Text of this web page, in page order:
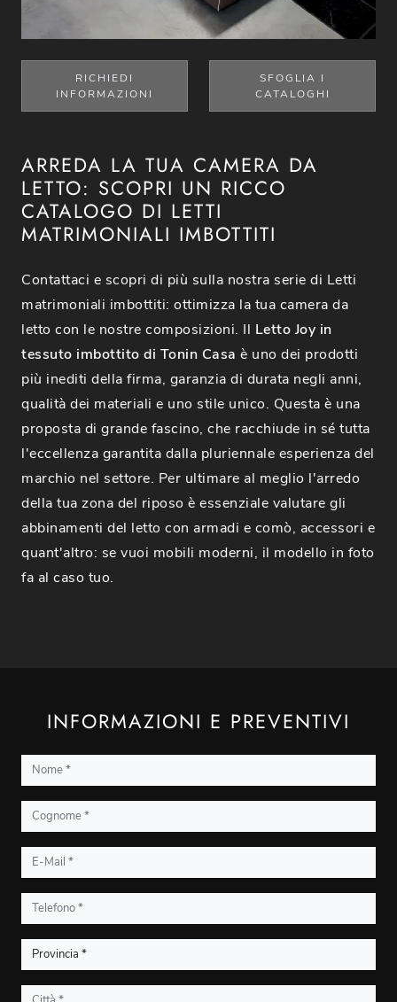
RICHIEDI
INFORMAZIONI
SFOGLIA I
CATALOGHI
ARREDA LA TUA CAMERA DA
LETTO: SCOPRI UN RICCO
CATALOGO DI LETTI
MATRIMONIALI IMBOTTITI
Contattaci e scopri di più sulla nostra serie di Letti
matrimoniali imbottiti: ottimizza la tua camera da
letto con le nostre composizioni. Il Letto Joy in
tessuto imbottito di Tonin Casa è uno dei prodotti
più inediti della firma, garanzia di durata negli anni,
qualità dei materiali e uno stile unico. Questa è una
proposta di grande fascino, che racchiude in sé tutta
l'eccellenza garantita dalla pluriennale esperienza del
marchio nel settore. Per ultimare al meglio l'arredo
della tua zona del riposo è essenziale valutare gli
abbinamenti del letto con armadi e comò, accessori e
quant'altro: se vuoi mobili moderni, il modello in foto
fa al caso tuo.
INFORMAZIONI E PREVENTIVI